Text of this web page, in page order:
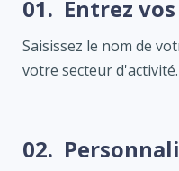
01. Entrez
Saisissez le nom de
votre secteur d'activité.
02.